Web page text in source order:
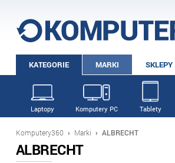
KATEGORIE MARKI SKLEPY
Laptopy Komputery PC Tablety
Komputery360 › Marki › ALBRECHT
ALBRECHT